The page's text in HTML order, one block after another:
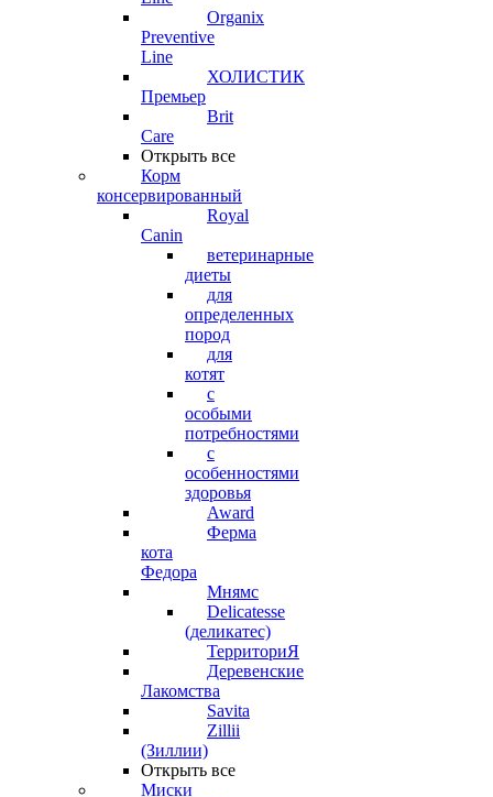
Organix
Preventive
Line
ХОЛИСТИК
Премьер
Brit
Care
Открыть все
Корм
консервированный
Royal
Canin
ветеринарные
диеты
для
определенных
пород
для
котят
с
особыми
потребностями
с
особенностями
здоровья
Award
Ферма
кота
Федора
Мнямс
Delicatesse
(деликатес)
ТерриториЯ
Деревенские
Лакомства
Savita
Zillii
(Зиллии)
Открыть все
Миски